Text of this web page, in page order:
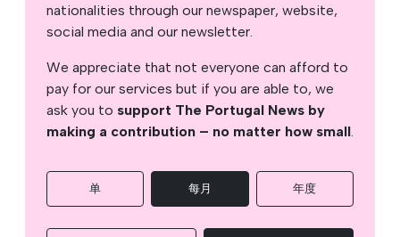
nationalities through our newspaper, website,
social media and our newsletter.
We appreciate that not everyone can afford to
pay for our services but if you are able to, we
ask you to support The Portugal News by
making a contribution – no matter how small.
单 每月 年度